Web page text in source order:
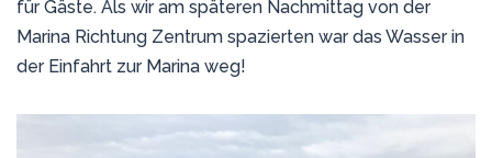
für Gäste. Als wir am späteren Nachmittag von der
Marina Richtung Zentrum spazierten war das Wasser in
der Einfahrt zur Marina weg!